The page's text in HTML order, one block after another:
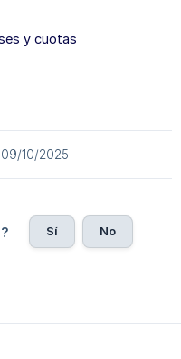
y cuotas
10/2025
Sí No